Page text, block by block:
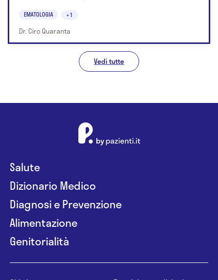
EMATOLOGIA +1
Dr. Ciro Quaranta
Vedi tutte
Salute
Dizionario Medico
Diagnosi e Prevenzione
Alimentazione
Genitorialità